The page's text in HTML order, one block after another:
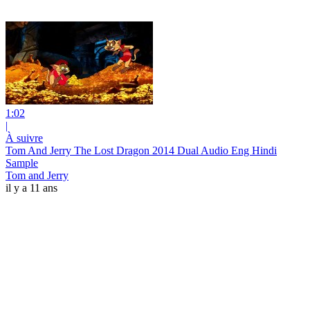
1:02
|
À suivre
Tom And Jerry The Lost Dragon 2014 Dual Audio Eng Hindi
Sample
Tom and Jerry
il y a 11 ans